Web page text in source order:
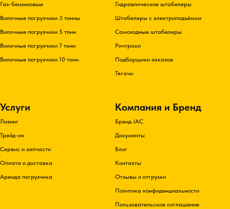
Газ-бензиновые
Вилочные погрузчики 3 тонны
Вилочные погрузчики 5 тонн
Вилочные погрузчики 7 тонн
Вилочные погрузчики 10 тонн
Гидравлические штабелеры
Штабелеры с электроподъёмом
Самоходные штабелеры
Ричтраки
Подборщики заказов
Тягачи
Услуги
Лизинг
Трейд-ин
Сервис и запчасти
Оплата и доставка
Аренда погрузчика
Компания и Бренд
Бренд JAC
Документы
Блог
Контакты
Отзывы и отгрузки
Политика конфиденциальности
Пользовательское соглашение